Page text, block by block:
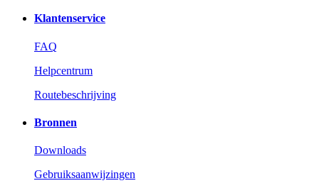
Klantenservice
FAQ
Helpcentrum
Routebeschrijving
Bronnen
Downloads
Gebruiksaanwijzingen